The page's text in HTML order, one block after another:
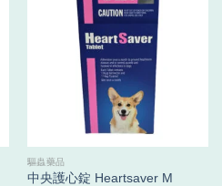
驅蟲藥品
中央護心錠 Heartsaver M